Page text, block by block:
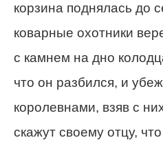
корзина поднялась до
коварные охотники
с камнем на дно
что он разбился, и
королевнами, взяв с
скажут своему отцу,